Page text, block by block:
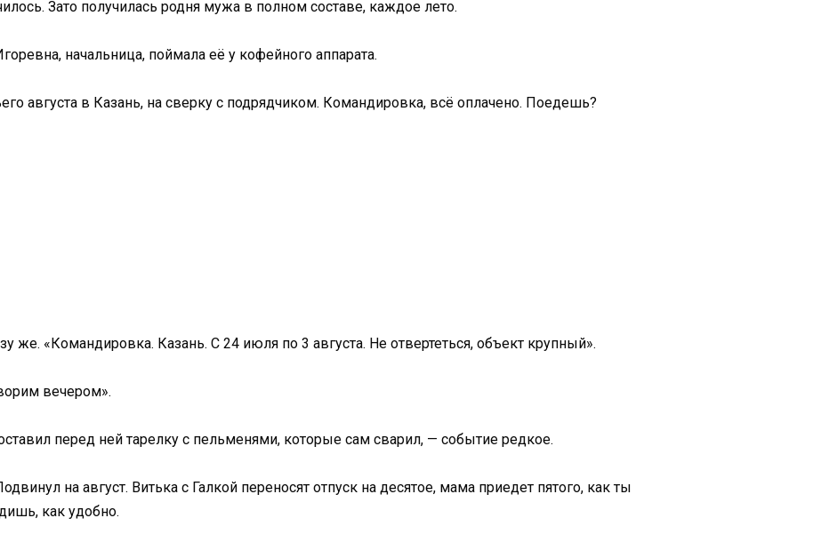
Зато получилась родня мужа в полном составе, каждое лето.
начальница, поймала её у кофейного аппарата.
августа в Казань, на сверку с подрядчиком. Командировка, всё оплачено. Поедешь?
же. «Командировка. Казань. С 24 июля по 3 августа. Не отвертеться, объект крупный».
вечером».
перед ней тарелку с пельменями, которые сам сварил, — событие редкое.
на август. Витька с Галкой переносят отпуск на десятое, мама приедет пятого, как ты
как удобно.